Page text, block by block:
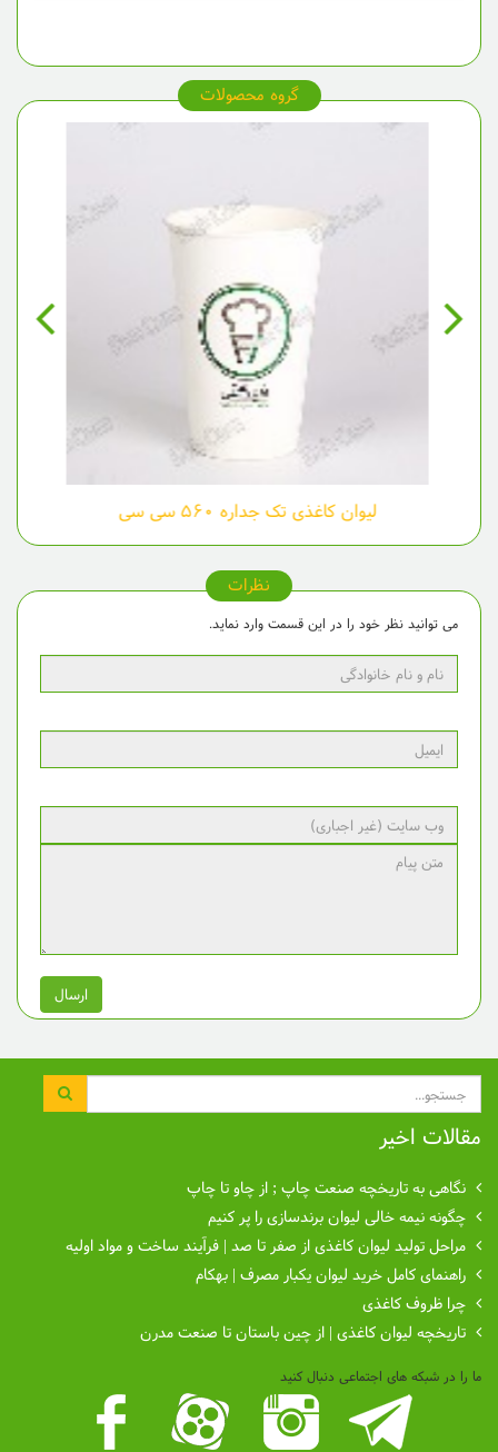
گروه محصولات
لیوان کاغذی تک جداره ۵۶۰ سی سی
نظرات
می توانید نظر خود را در این قسمت وارد نماید.
مقالات اخیر
نگاهی به تاریخچه صنعت چاپ ; از چاو تا چاپ
چگونه نیمه خالی لیوان برندسازی را پر کنیم
مراحل تولید لیوان کاغذی از صفر تا صد | فرآیند ساخت و مواد اولیه
راهنمای کامل خرید لیوان یکبار مصرف | بهکام
چرا ظروف کاغذی
تاریخچه لیوان کاغذی | از چین باستان تا صنعت مدرن
ما را در شبکه های اجتماعی دنبال کنید